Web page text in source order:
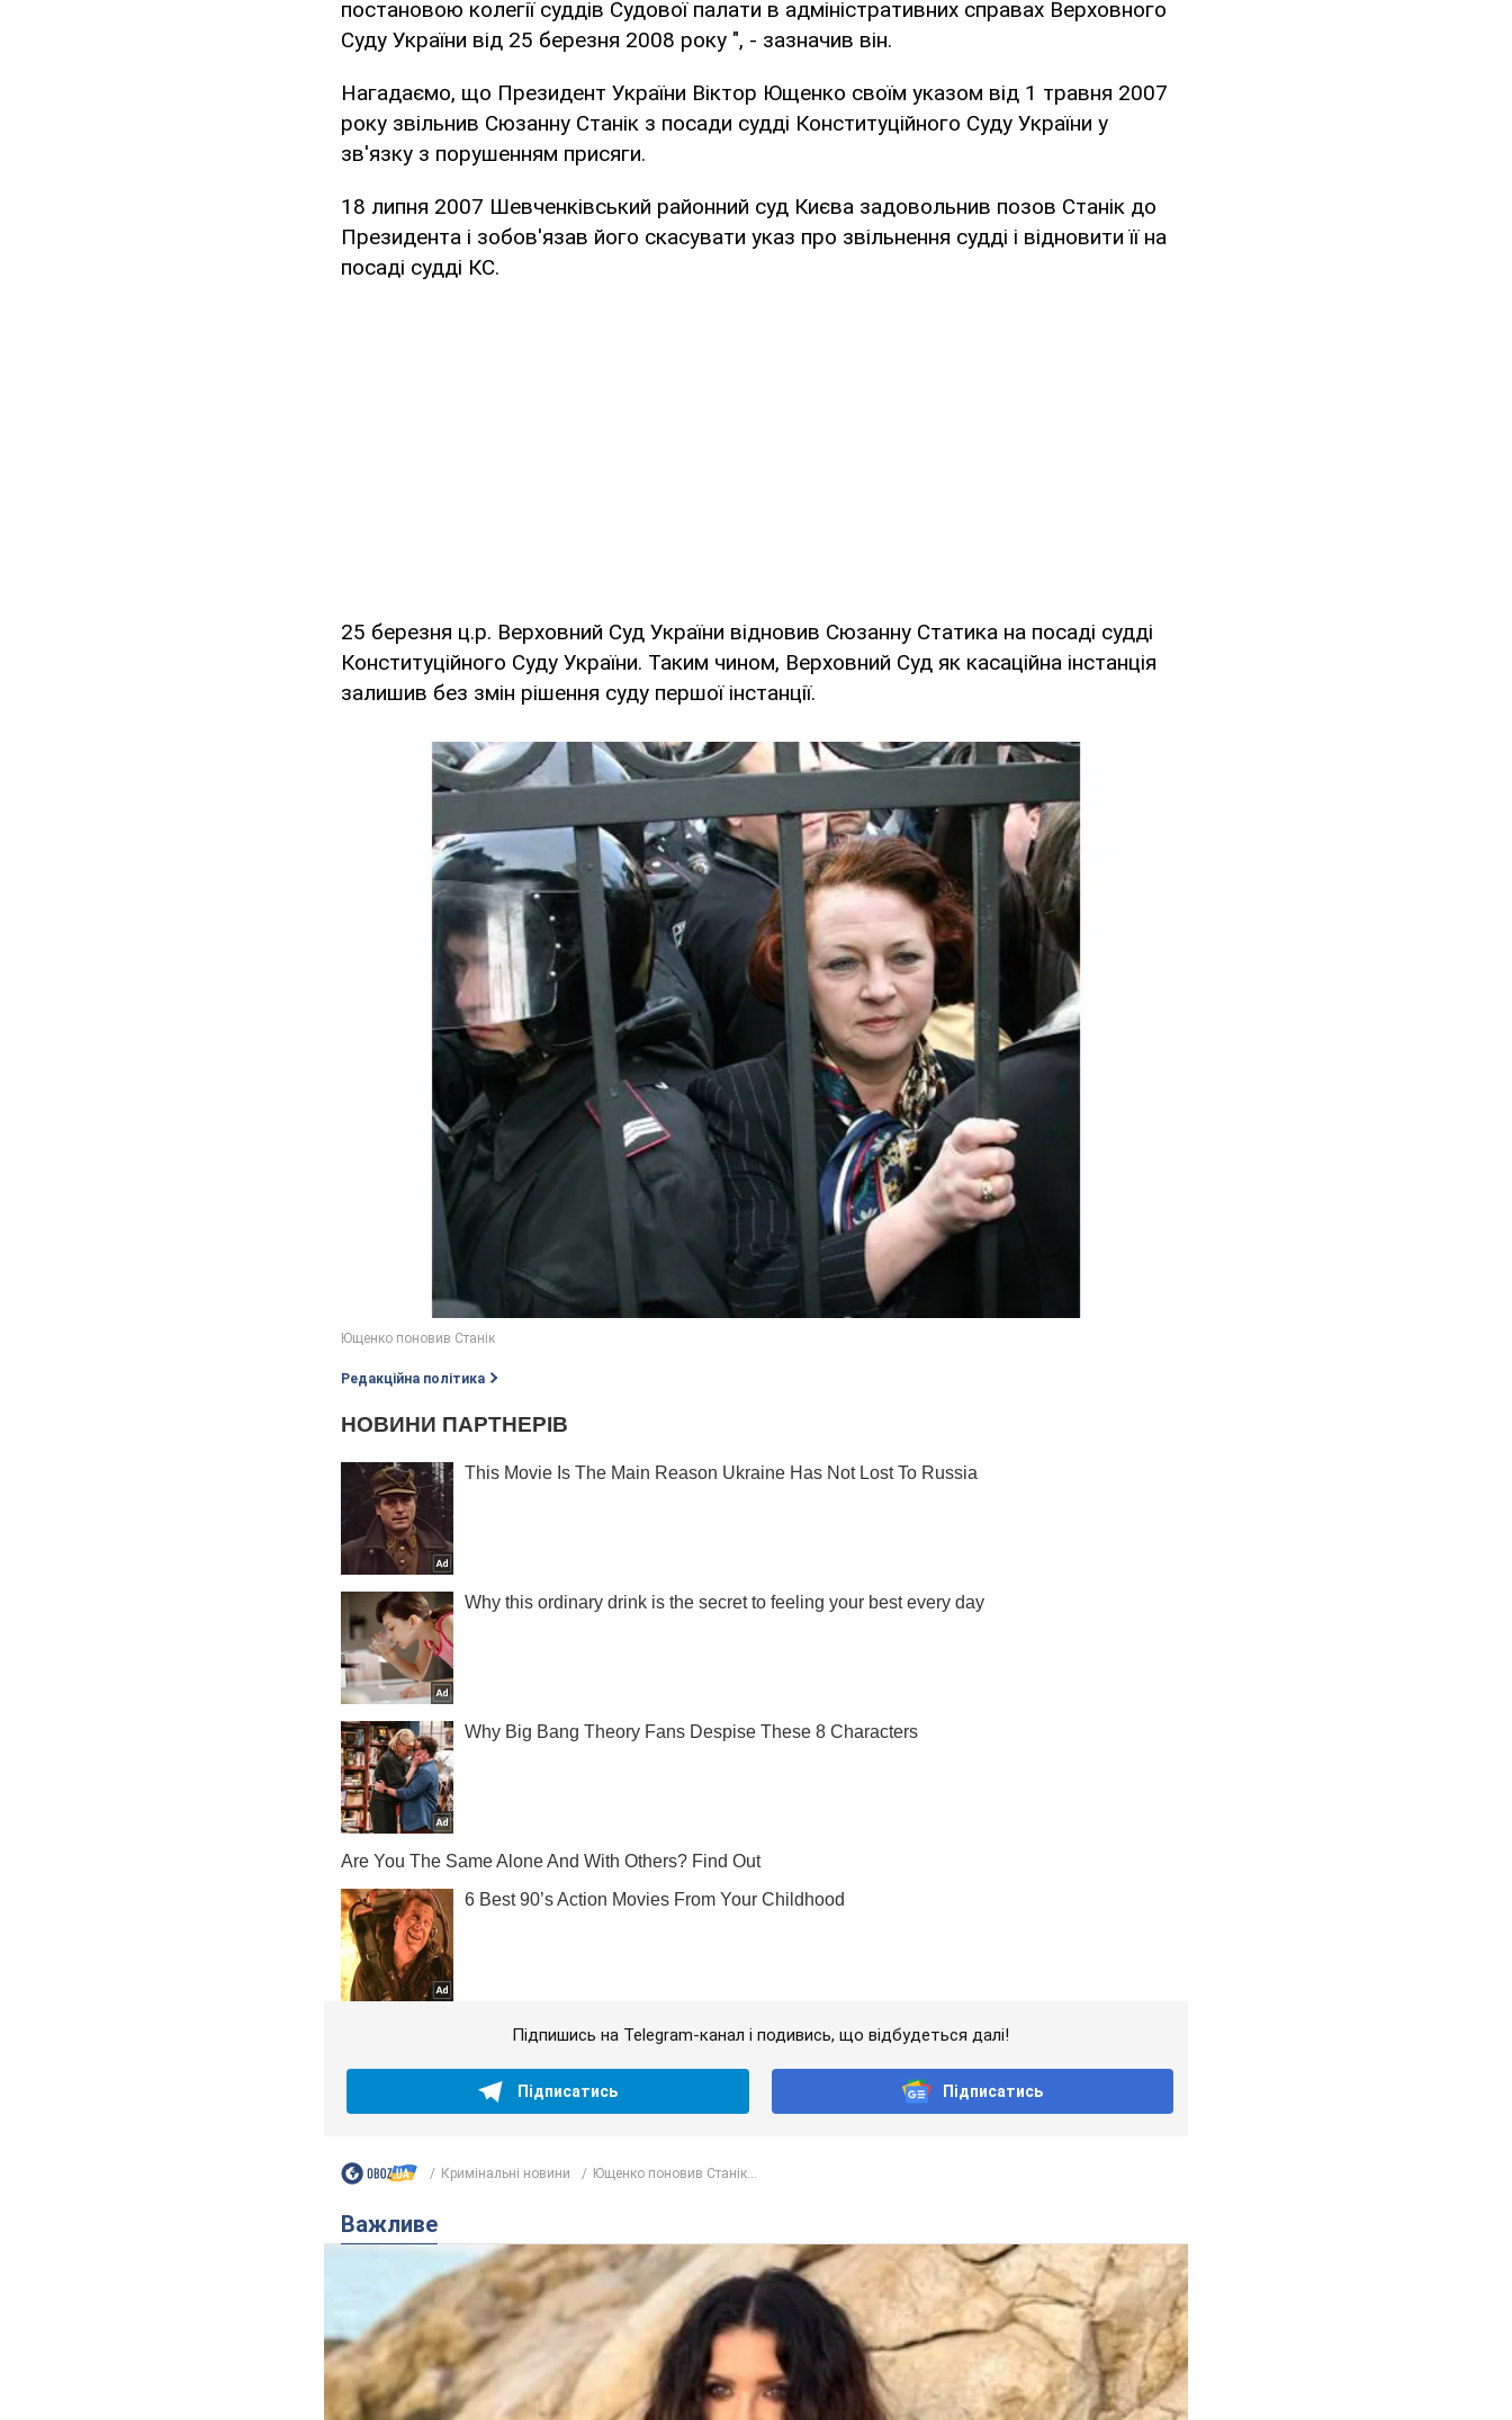
постановою колегії суддів Судової палати в адміністративних справах Верховного
Суду України від 25 березня 2008 року ", - зазначив він.
Нагадаємо, що Президент України Віктор Ющенко своїм указом від 1 травня 2007
року звільнив Сюзанну Станік з посади судді Конституційного Суду України у
зв'язку з порушенням присяги.
18 липня 2007 Шевченківський районний суд Києва задовольнив позов Станік до
Президента і зобов'язав його скасувати указ про звільнення судді і відновити її на
посаді судді КС.
25 березня ц.р. Верховний Суд України відновив Сюзанну Статика на посаді судді
Конституційного Суду України. Таким чином, Верховний Суд як касаційна інстанція
залишив без змін рішення суду першої інстанції.
Редакційна політика
Підпишись на Telegram-канал і подивись, що відбудеться далі!
Підписатись Підписатись
Кримінальні новини Ющенко поновив Станік...
Важливе